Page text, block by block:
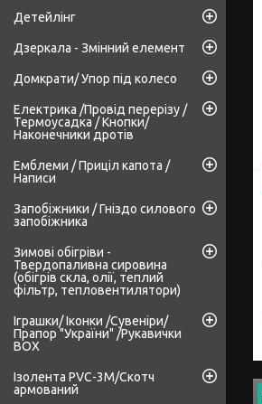
Детейлінг
Дзеркала - Змінний елемент
Домкрати/ Упор під колесо
Електрика /Провід перерізу /
Термоусадка / Кнопки/
Наконечники дротів
Емблеми / Приціл капота /
Написи
Запобіжники / Гніздо силового
запобіжника
Зимові обігріви -
Твердопаливна сировина
(обігрів скла, олії, теплий
фільтр, тепловентилятори)
Іграшки/ Іконки /Сувеніри/
Прапор "України" /Рукавички
BOX
Ізолента PVC-3М/Скотч
армований